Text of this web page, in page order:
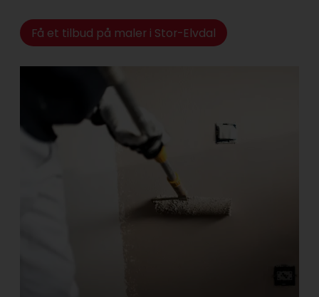
Få et tilbud på maler i Stor-Elvdal